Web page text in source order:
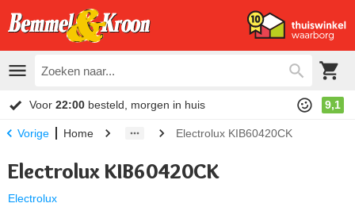
Voor 22:00 besteld, morgen in huis 9,1
Vorige Home Electrolux KIB60420CK
Electrolux KIB60420CK
Electrolux